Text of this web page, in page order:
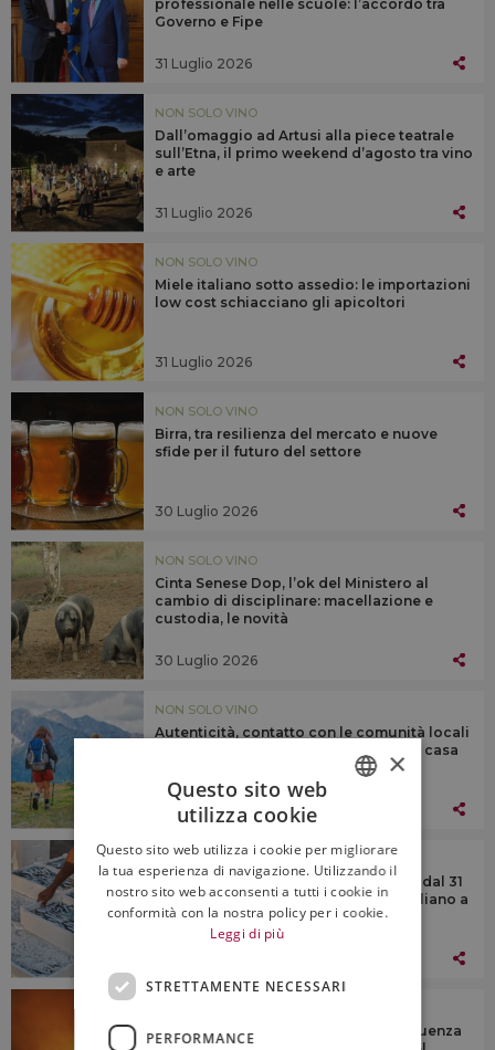
professionale nelle scuole: l’accordo tra
Governo e Fipe
31 Luglio 2026
NON SOLO VINO
Dall’omaggio ad Artusi alla piece teatrale
sull’Etna, il primo weekend d’agosto tra vino
e arte
31 Luglio 2026
NON SOLO VINO
Miele italiano sotto assedio: le importazioni
low cost schiacciano gli apicoltori
31 Luglio 2026
NON SOLO VINO
Birra, tra resilienza del mercato e nuove
sfide per il futuro del settore
30 Luglio 2026
NON SOLO VINO
Cinta Senese Dop, l’ok del Ministero al
cambio di disciplinare: macellazione e
custodia, le novità
30 Luglio 2026
NON SOLO VINO
Autenticità, contatto con le comunità locali
e relax: nel 2026 crescono gli scambi casa
30 Luglio 2026
NON SOLO VINO
Mare Adriatico, scatta il fermo pesca dal 31
luglio: “ma non mancherà il pesce italiano a
tavola”
Slow Food Italia, “gli incendi conseguenza
ENGLISH
×
Questo sito web
utilizza cookie
Questo sito web utilizza i cookie per migliorare
la tua esperienza di navigazione. Utilizzando il
nostro sito web acconsenti a tutti i cookie in
conformità con la nostra policy per i cookie.
Leggi di più
STRETTAMENTE NECESSARI
PERFORMANCE